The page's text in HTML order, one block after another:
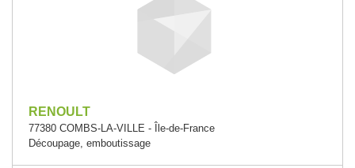
RENOULT
77380 COMBS-LA-VILLE - Île-de-France
Découpage, emboutissage